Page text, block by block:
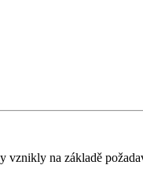
vznikly na základě